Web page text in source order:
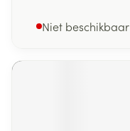
Niet beschikbaar